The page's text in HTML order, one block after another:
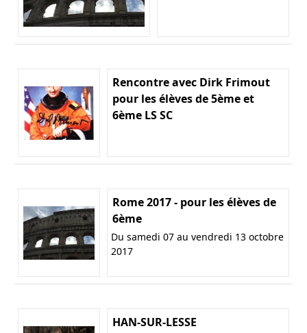
Rencontre avec Dirk Frimout
pour les élèves de 5ème et
6ème LS SC
Rome 2017 - pour les élèves de
6ème
Du samedi 07 au vendredi 13 octobre
2017
HAN-SUR-LESSE